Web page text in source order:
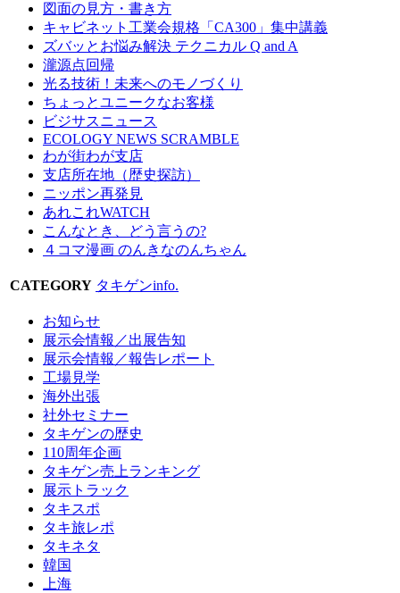
図面の見方・書き方
キャビネット工業会規格「CA300」集中講義
ズバッとお悩み解決 テクニカル Q and A
瀧源点回帰
光る技術！未来へのモノづくり
ちょっとユニークなお客様
ビジサスニュース
ECOLOGY NEWS SCRAMBLE
わが街わが支店
支店所在地（歴史探訪）
ニッポン再発見
あれこれWATCH
こんなとき、どう言うの?
４コマ漫画 のんきなのんちゃん
CATEGORY タキゲンinfo.
お知らせ
展示会情報／出展告知
展示会情報／報告レポート
工場見学
海外出張
社外セミナー
タキゲンの歴史
110周年企画
タキゲン売上ランキング
展示トラック
タキスポ
タキ旅レポ
タキネタ
韓国
上海